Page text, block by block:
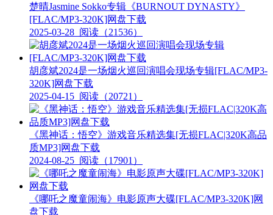
楚晴Jasmine Sokko专辑《BURNOUT DYNASTY》
[FLAC/MP3-320K]网盘下载
2025-03-28 阅读（21536）
胡彦斌2024是一场烟火巡回演唱会现场专辑[FLAC/MP3-
320K]网盘下载
2025-04-15 阅读（20721）
《黑神话：悟空》游戏音乐精选集[无损FLAC|320K高品
质MP3]网盘下载
2024-08-25 阅读（17901）
《哪吒之魔童闹海》电影原声大碟[FLAC/MP3-320K]网
盘下载